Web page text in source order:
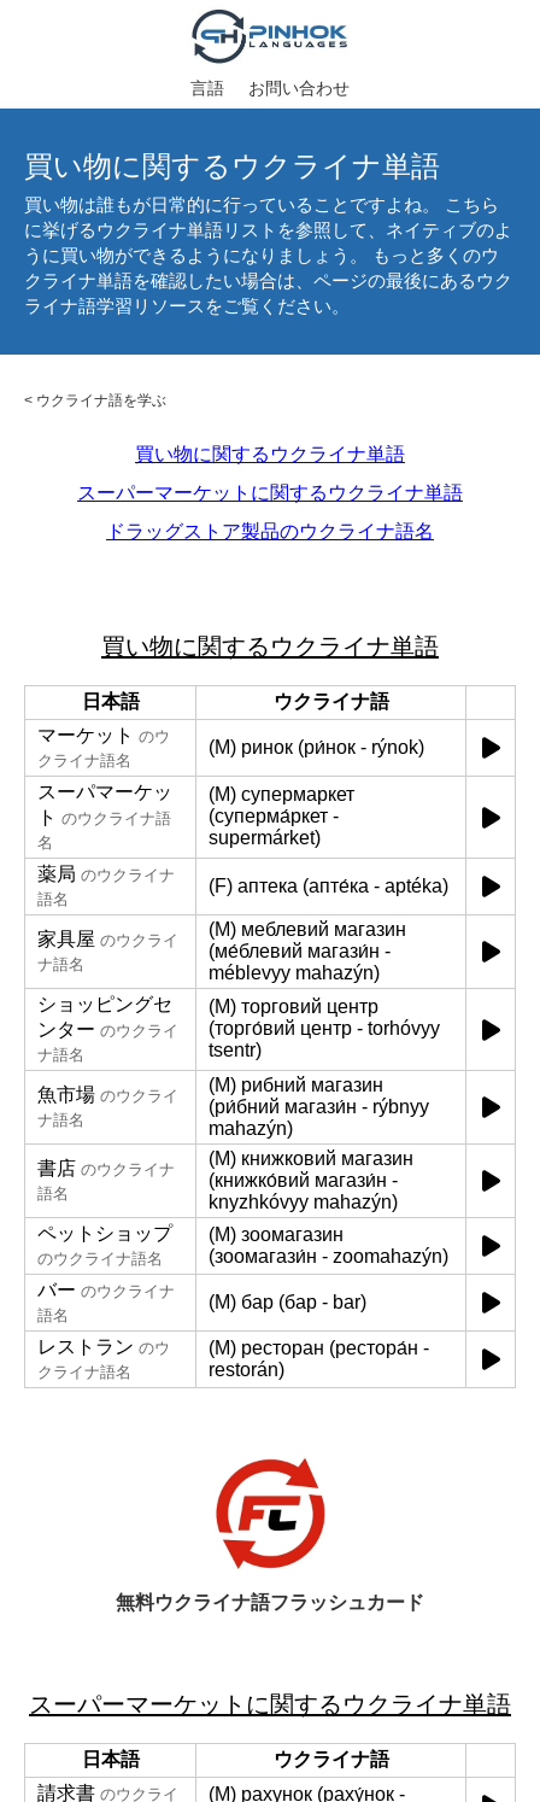
言語 お問い合わせ
買い物に関するウクライナ単語
買い物は誰もが日常的に行っていることですよね。 こちら
に挙げるウクライナ単語リストを参照して、ネイティブのよ
うに買い物ができるようになりましょう。 もっと多くのウ
クライナ単語を確認したい場合は、ページの最後にあるウク
ライナ語学習リソースをご覧ください。
< ウクライナ語を学ぶ
買い物に関するウクライナ単語
スーパーマーケットに関するウクライナ単語
ドラッグストア製品のウクライナ語名
買い物に関するウクライナ単語
日本語
ウクライナ語
マーケット のウ
クライナ語名
(M) ринок (ри́нок - rýnok)
スーパマーケッ
ト のウクライナ語
名
(M) супермаркет
(суперма́ркет -
supermárket)
薬局 のウクライナ
語名
(F) аптека (апте́ка - aptéka)
家具屋 のウクライ
ナ語名
(M) меблевий магазин
(ме́блевий магази́н -
méblevyy mahazýn)
ショッピングセ
ンター のウクライ
ナ語名
(M) торговий центр
(торго́вий центр - torhóvyy
tsentr)
魚市場 のウクライ
ナ語名
(M) рибний магазин
(ри́бний магази́н - rýbnyy
mahazýn)
書店 のウクライナ
語名
(M) книжковий магазин
(книжко́вий магази́н -
knyzhkóvyy mahazýn)
ペットショップ
のウクライナ語名
(M) зоомагазин
(зоомагази́н - zoomahazýn)
バー のウクライナ
語名
(M) бар (бар - bar)
レストラン のウ
クライナ語名
(M) ресторан (рестора́н -
restorán)
無料ウクライナ語フラッシュカード
スーパーマーケットに関するウクライナ単語
日本語
ウクライナ語
請求書 のウクライ
(M) рахунок (раху́нок -